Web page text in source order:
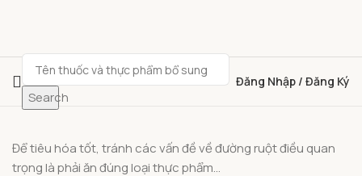
Search
Đăng Nhập / Đăng Ký
Để tiêu hóa tốt, tránh các vấn đề về đường ruột điều quan
trọng là phải ăn đúng loại thực phẩm…